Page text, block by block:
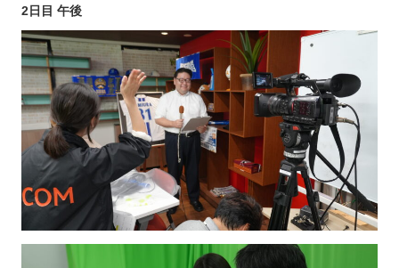
2日目 午後